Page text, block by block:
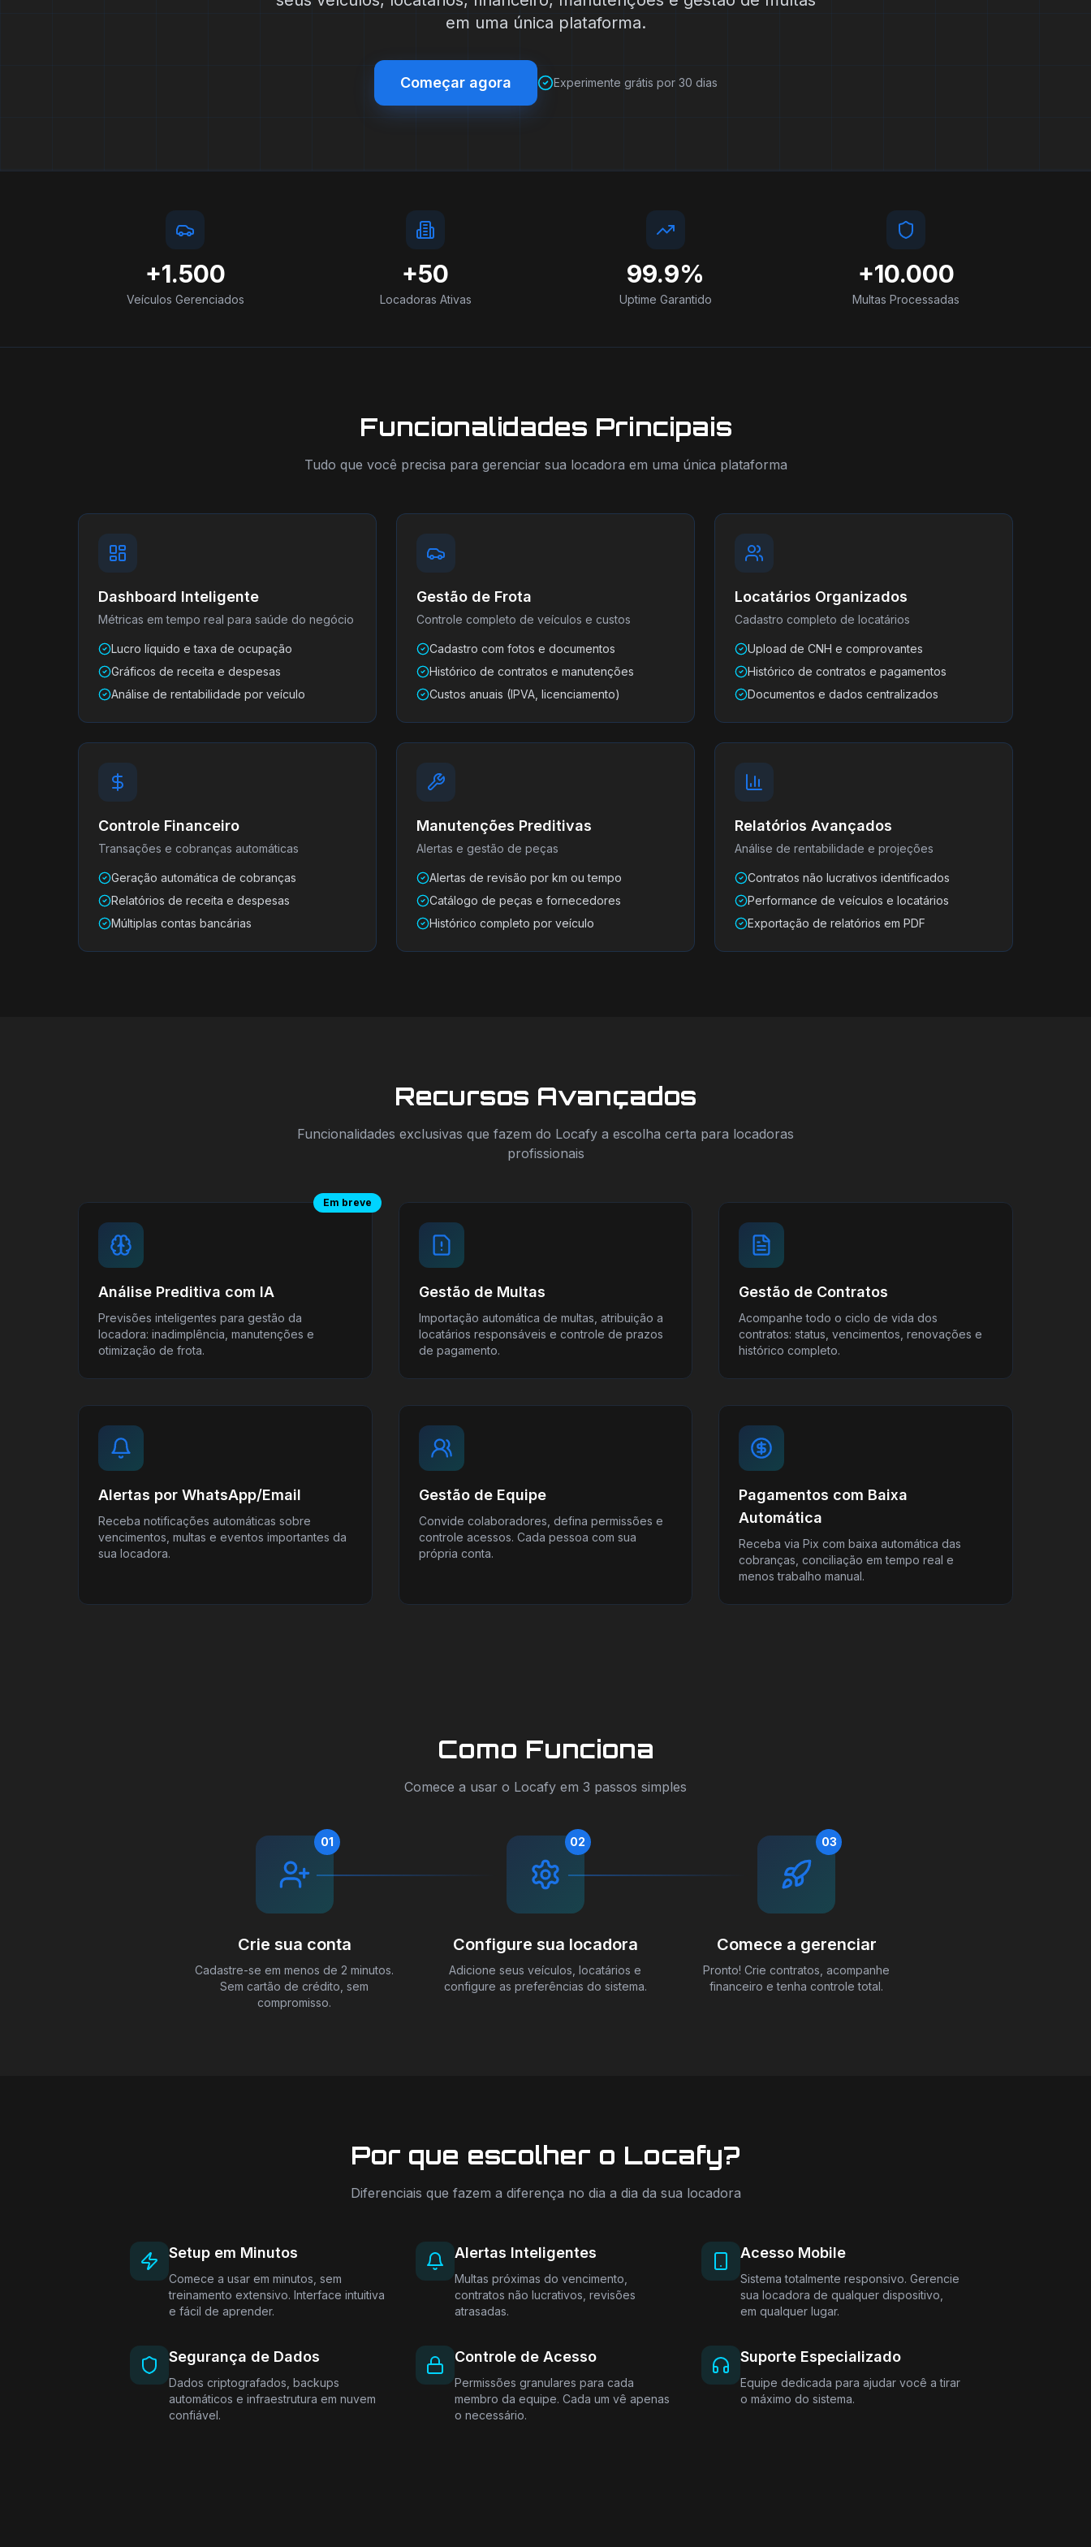
em uma única plataforma.
Começar agora Experimente grátis por 30 dias
+1.500
Veículos Gerenciados
+50
Locadoras Ativas
99.9%
Uptime Garantido
+10.000
Multas Processadas
Funcionalidades Principais
Tudo que você precisa para gerenciar sua locadora em uma única plataforma
Dashboard Inteligente
Métricas em tempo real para saúde do negócio
Lucro líquido e taxa de ocupação
Gráficos de receita e despesas
Análise de rentabilidade por veículo
Gestão de Frota
Controle completo de veículos e custos
Cadastro com fotos e documentos
Histórico de contratos e manutenções
Custos anuais (IPVA, licenciamento)
Locatários Organizados
Cadastro completo de locatários
Upload de CNH e comprovantes
Histórico de contratos e pagamentos
Documentos e dados centralizados
Controle Financeiro
Transações e cobranças automáticas
Geração automática de cobranças
Relatórios de receita e despesas
Múltiplas contas bancárias
Manutenções Preditivas
Alertas e gestão de peças
Alertas de revisão por km ou tempo
Catálogo de peças e fornecedores
Histórico completo por veículo
Relatórios Avançados
Análise de rentabilidade e projeções
Contratos não lucrativos identificados
Performance de veículos e locatários
Exportação de relatórios em PDF
Recursos Avançados
Funcionalidades exclusivas que fazem do Locafy a escolha certa para locadoras
profissionais
Em breve
Análise Preditiva com IA
Previsões inteligentes para gestão da
locadora: inadimplência, manutenções e
otimização de frota.
Gestão de Multas
Importação automática de multas, atribuição a
locatários responsáveis e controle de prazos
de pagamento.
Gestão de Contratos
Acompanhe todo o ciclo de vida dos
contratos: status, vencimentos, renovações e
histórico completo.
Alertas por WhatsApp/Email
Receba notificações automáticas sobre
vencimentos, multas e eventos importantes da
sua locadora.
Gestão de Equipe
Convide colaboradores, defina permissões e
controle acessos. Cada pessoa com sua
própria conta.
Pagamentos com Baixa
Automática
Receba via Pix com baixa automática das
cobranças, conciliação em tempo real e
menos trabalho manual.
Como Funciona
Comece a usar o Locafy em 3 passos simples
01
Crie sua conta
Cadastre-se em menos de 2 minutos.
Sem cartão de crédito, sem
compromisso.
02
Configure sua locadora
Adicione seus veículos, locatários e
configure as preferências do sistema.
03
Comece a gerenciar
Pronto! Crie contratos, acompanhe
financeiro e tenha controle total.
Por que escolher o Locafy?
Diferenciais que fazem a diferença no dia a dia da sua locadora
Setup em Minutos
Comece a usar em minutos, sem
treinamento extensivo. Interface intuitiva
e fácil de aprender.
Alertas Inteligentes
Multas próximas do vencimento,
contratos não lucrativos, revisões
atrasadas.
Acesso Mobile
Sistema totalmente responsivo. Gerencie
sua locadora de qualquer dispositivo,
em qualquer lugar.
Segurança de Dados
Dados criptografados, backups
automáticos e infraestrutura em nuvem
confiável.
Controle de Acesso
Permissões granulares para cada
membro da equipe. Cada um vê apenas
o necessário.
Suporte Especializado
Equipe dedicada para ajudar você a tirar
o máximo do sistema.